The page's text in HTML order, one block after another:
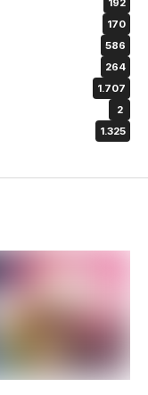
170
586
264
1.707
2
1.325